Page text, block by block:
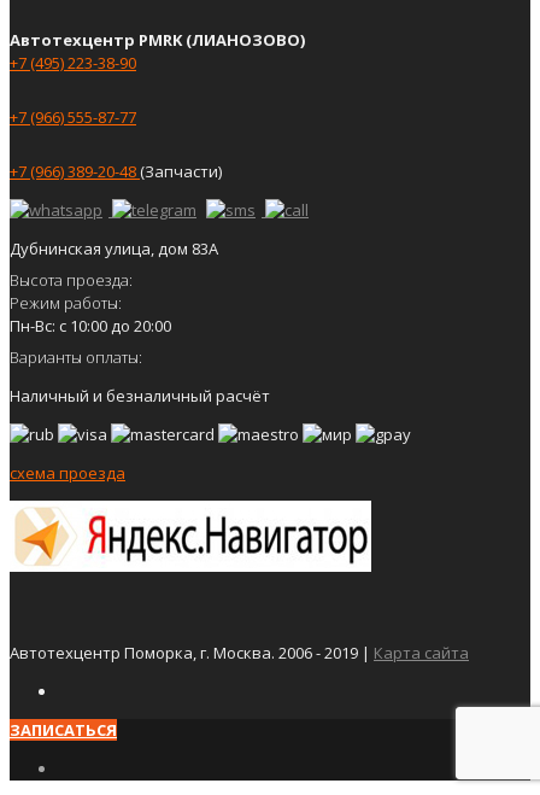
Автотехцентр PMRK (ЛИАНОЗОВО)
+7 (495) 223-38-90
+7 (966) 555-87-77
+7 (966) 389-20-48(Запчасти)
Дубнинская улица, дом 83А
Высота проезда:
Режим работы:
Пн-Вс: с 10:00 до 20:00
Варианты оплаты:
Наличный и безналичный расчёт
схема проезда
Автотехцентр Поморка, г. Москва. 2006 - 2019 | Карта сайта
ЗАПИСАТЬСЯ